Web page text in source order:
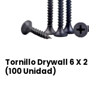
Tornillo Drywall 6 X 2
(100 Unidad)